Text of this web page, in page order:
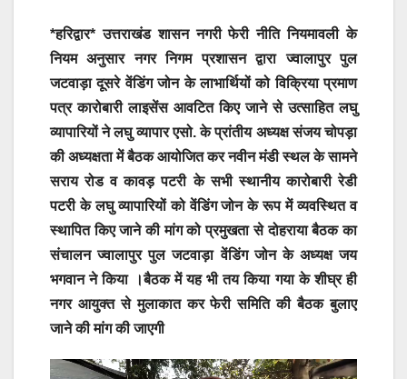
*हरिद्वार* उत्तराखंड शासन नगरी फेरी नीति नियमावली के
नियम अनुसार नगर निगम प्रशासन द्वारा ज्वालापुर पुल
जटवाड़ा दूसरे वेंडिंग जोन के लाभार्थियों को विक्रिया प्रमाण
पत्र कारोबारी लाइसेंस आवटित किए जाने से उत्साहित लघु
व्यापारियों ने लघु व्यापार एसो. के प्रांतीय अध्यक्ष संजय चोपड़ा
की अध्यक्षता में बैठक आयोजित कर नवीन मंडी स्थल के सामने
सराय रोड व कावड़ पटरी के सभी स्थानीय कारोबारी रेडी
पटरी के लघु व्यापारियों को वेंडिंग जोन के रूप में व्यवस्थित व
स्थापित किए जाने की मांग को प्रमुखता से दोहराया बैठक का
संचालन ज्वालापुर पुल जटवाड़ा वेंडिंग जोन के अध्यक्ष जय
भगवान ने किया ।बैठक में यह भी तय किया गया के शीघ्र ही
नगर आयुक्त से मुलाकात कर फेरी समिति की बैठक बुलाए
जाने की मांग की जाएगी
Video